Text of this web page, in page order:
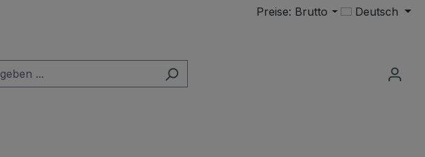
Preise: Brutto Deutsch